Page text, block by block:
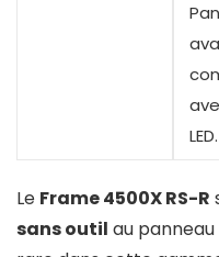
LED.
Le Frame 4500X RS-R
sans outil au